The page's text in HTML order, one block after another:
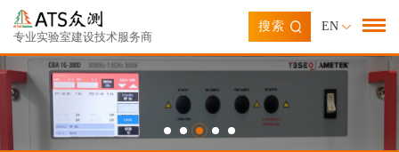
专业实验室建设技术服务商
搜索 EN